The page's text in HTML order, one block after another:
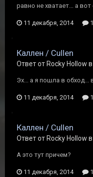
равно не хватает... а
11 декабря, 2014
Каллен / Cullen
Ответ от Rocky Hollow в
Эх... а я пошла в обход...
11 декабря, 2014
Каллен / Cullen
Ответ от Rocky Hollow в
А это тут причем?
11 декабря, 2014